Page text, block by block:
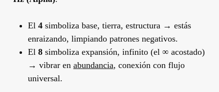
El 4simboliza base, tierra, estructura → estás
enraizando, limpiando patrones negativos.
El 8simboliza expansión, infinito (el ∞ acostado)
→ vibrar en abundancia, conexión con flujo
universal.